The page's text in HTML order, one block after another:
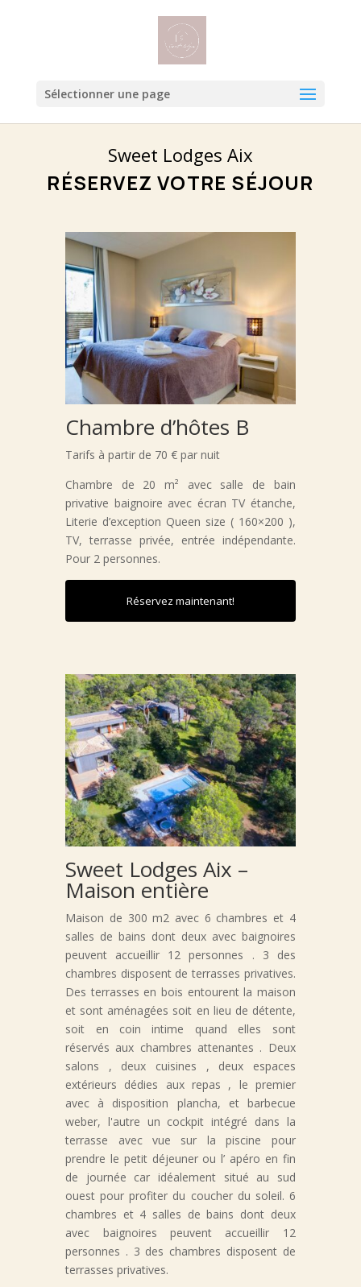
Sélectionner une page
Sweet Lodges Aix
RÉSERVEZ VOTRE SÉJOUR
Chambre d’hôtes B
Tarifs à partir de 70 € par nuit
Chambre de 20 m² avec salle de bain
privative baignoire avec écran TV étanche,
Literie d’exception Queen size ( 160×200 ),
TV, terrasse privée, entrée indépendante.
Pour 2 personnes.
Sweet Lodges Aix –
Maison entière
Maison de 300 m2 avec 6 chambres et 4
salles de bains dont deux avec baignoires
peuvent accueillir 12 personnes . 3 des
chambres disposent de terrasses privatives.
Des terrasses en bois entourent la maison
et sont aménagées soit en lieu de détente,
soit en coin intime quand elles sont
réservés aux chambres attenantes . Deux
salons , deux cuisines , deux espaces
extérieurs dédies aux repas , le premier
avec à disposition plancha, et barbecue
weber, l'autre un cockpit intégré dans la
terrasse avec vue sur la piscine pour
prendre le petit déjeuner ou l’ apéro en fin
de journée car idéalement situé au sud
ouest pour profiter du coucher du soleil. 6
chambres et 4 salles de bains dont deux
avec baignoires peuvent accueillir 12
personnes . 3 des chambres disposent de
terrasses privatives.